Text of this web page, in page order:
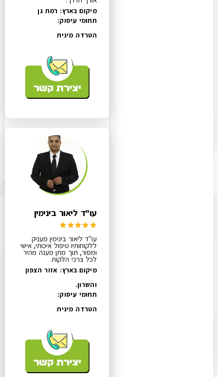
מיקום בארץ: רמת גן
תחומי עיסוק:
הטרדה מינית
עו"ד ליאור בינימין
עו"ד ליאור בינימין מעניק
ללקוחותיו טיפול איכותי, אישי
ומסור, תוך מתן מענה מהיר
לכל צרכי הלקוח.
מיקום בארץ: אזור הצפון
והשרון.
תחומי עיסוק:
הטרדה מינית